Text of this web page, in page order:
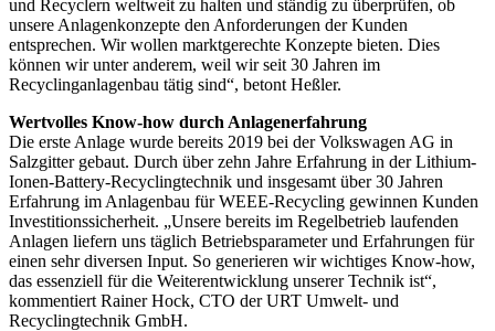
und Recyclern weltweit zu halten und ständig zu überprüfen, ob
unsere Anlagenkonzepte den Anforderungen der Kunden
entsprechen. Wir wollen marktgerechte Konzepte bieten. Dies
können wir unter anderem, weil wir seit 30 Jahren im
Recyclinganlagenbau tätig sind“, betont Heßler.
Wertvolles Know-how durch Anlagenerfahrung
Die erste Anlage wurde bereits 2019 bei der Volkswagen AG in
Salzgitter gebaut. Durch über zehn Jahre Erfahrung in der Lithium-
Ionen-Battery-Recyclingtechnik und insgesamt über 30 Jahren
Erfahrung im Anlagenbau für WEEE-Recycling gewinnen Kunden
Investitionssicherheit. „Unsere bereits im Regelbetrieb laufenden
Anlagen liefern uns täglich Betriebsparameter und Erfahrungen für
einen sehr diversen Input. So generieren wir wichtiges Know-how,
das essenziell für die Weiterentwicklung unserer Technik ist“,
kommentiert Rainer Hock, CTO der URT Umwelt- und
Recyclingtechnik GmbH.